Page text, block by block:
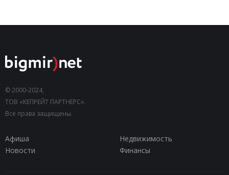
© 2000-2024,
ТОВ «КЕПРЕЙТ ПАРТНЕРС».
Все права защищены.
Афиша
Недвижимость
Новости
Финансы